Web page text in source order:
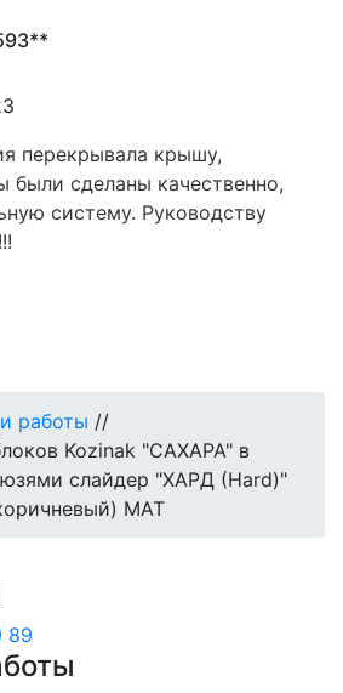
перекрывала крышу,
были сделаны качественно,
систему. Руководству
работы //
Kozinak "САХАРА" в
слайдер "ХАРД (Hard)"
МАТ
89